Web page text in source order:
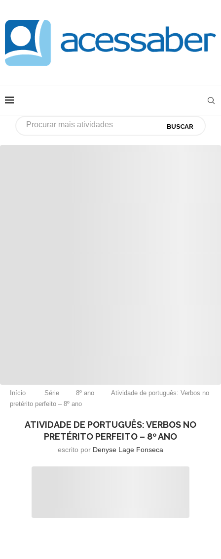
BUSCAR
Início Série 8º ano
Atividade de português: Verbos no
pretérito perfeito – 8º ano
ATIVIDADE DE PORTUGUÊS: VERBOS NO
PRETÉRITO PERFEITO – 8º ANO
escrito por Denyse Lage Fonseca